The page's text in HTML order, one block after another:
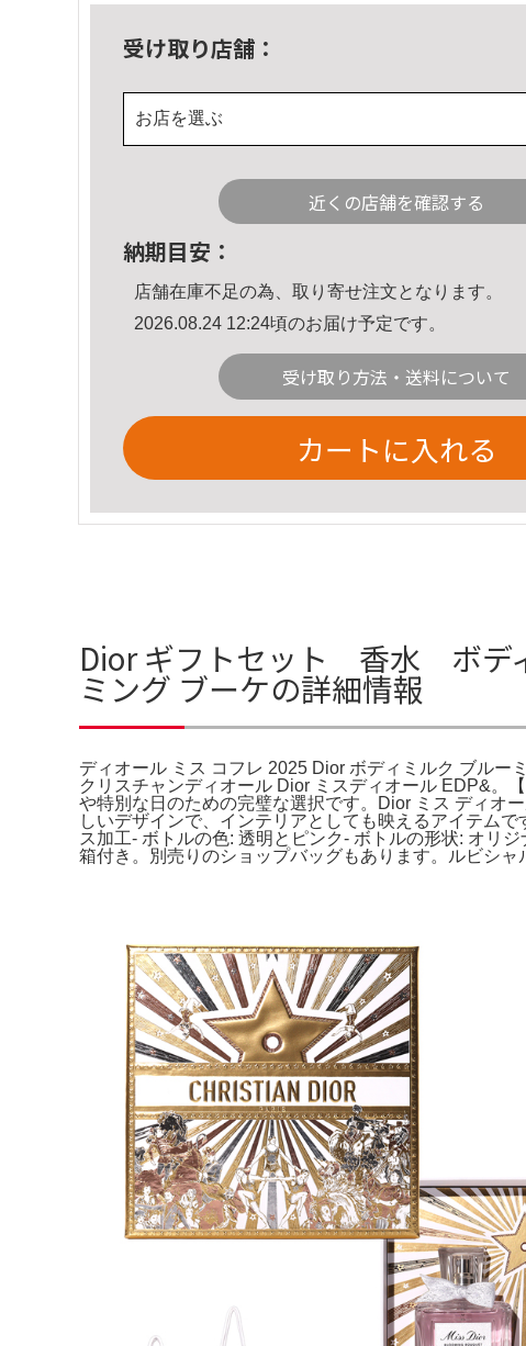
受け取り店舗：
お店を選ぶ
近くの店舗を確認する
納期目安：
店舗在庫不足の為、取り寄せ注文となります。
2026.08.24 12:24頃のお届け予定です。
受け取り方法・送料について
カートに入れる
Dior ギフトセット 香水 ボデ
ミング ブーケの詳細情報
ディオール ミス コフレ 2025 Dior ボディミルク ブルー
クリスチャンディオール Dior ミスディオール EDP&。
や特別な日のための完璧な選択です。Dior ミス ディオ
しいデザインで、インテリアとしても映えるアイテム
ス加工- ボトルの色: 透明とピンク- ボトルの形状: オリ
箱付き。別売りのショップバッグもあります。ルビシャ